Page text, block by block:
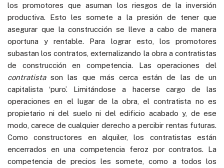
los promotores que asuman los riesgos de la inversión
productiva. Esto les somete a la presión de tener que
asegurar que la construcción se lleve a cabo de manera
oportuna y rentable. Para lograr esto, los promotores
subastan los contratos, externalizando la obra a contratistas
de construcción en competencia. Las operaciones del
contratistason las que más cerca están de las de un
capitalista ‘puro’. Limitándose a hacerse cargo de las
operaciones en el lugar de la obra, el contratista no es
propietario ni del suelo ni del edificio acabado y, de ese
modo, carece de cualquier derecho a percibir rentas futuras.
Como constructores en alquiler, los contratistas están
encerrados en una competencia feroz por contratos. La
competencia de precios les somete, como a todos los